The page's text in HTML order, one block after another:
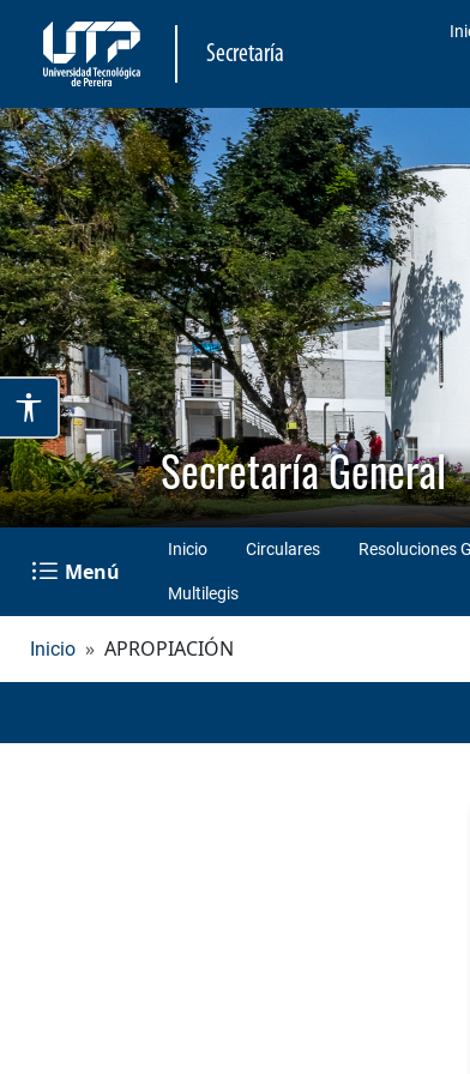
Secretaría
Secretaría General
Menú
Inicio Circulares Resoluciones
Multilegis
Inicio APROPIACIÓN